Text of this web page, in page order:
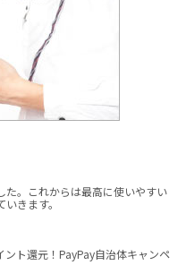
。これからは最高に使いやすい
きます。
ント還元！PayPay自治体キャンペ